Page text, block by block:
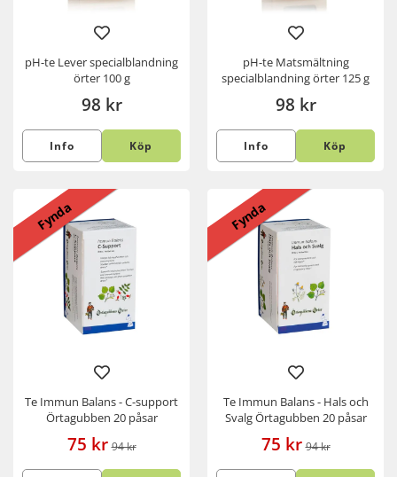
pH-te Lever specialblandning
örter 100 g
98 kr
Info Köp
pH-te Matsmältning
specialblandning örter 125 g
98 kr
Info Köp
Fynda
Te Immun Balans - C-support
Örtagubben 20 påsar
75 kr 94 kr
Fynda
Te Immun Balans - Hals och
Svalg Örtagubben 20 påsar
75 kr 94 kr